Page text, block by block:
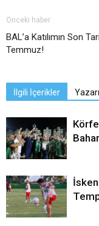
Önceki haber
BAL’a Katılımın Son
Temmuz!
İlgili İçerikler